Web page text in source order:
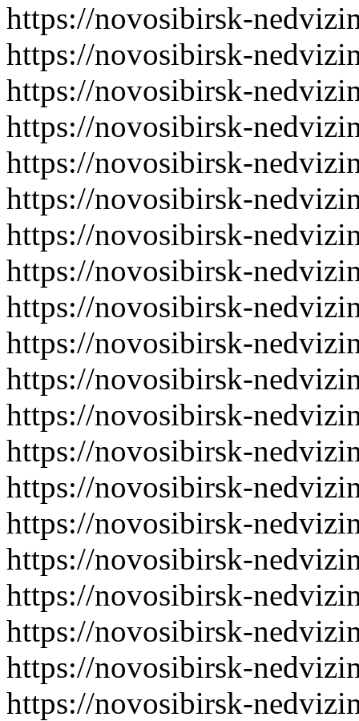
https://novosibirsk-
https://novosibirsk-
https://novosibirsk-
https://novosibirsk-
https://novosibirsk-
https://novosibirsk-
https://novosibirsk-
https://novosibirsk-
https://novosibirsk-
https://novosibirsk-
https://novosibirsk-
https://novosibirsk-
https://novosibirsk-
https://novosibirsk-
https://novosibirsk-
https://novosibirsk-
https://novosibirsk-
https://novosibirsk-
https://novosibirsk-
https://novosibirsk-